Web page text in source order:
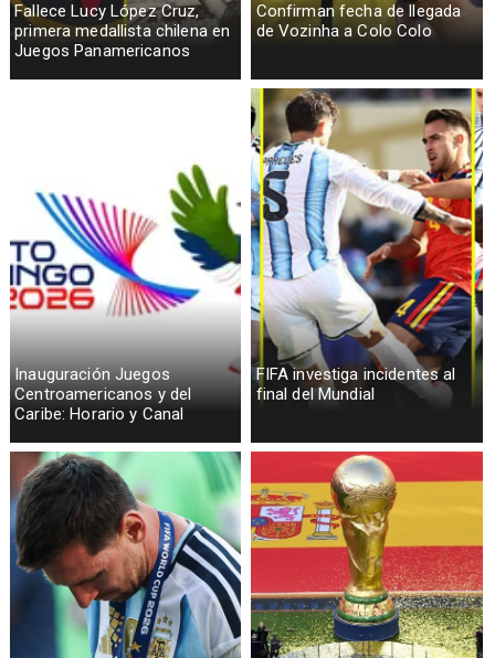
Fallece Lucy López Cruz,
primera medallista chilena en
Juegos Panamericanos
Confirman fecha de llegada
de Vozinha a Colo Colo
Inauguración Juegos
Centroamericanos y del
Caribe: Horario y Canal
FIFA investiga incidentes al
final del Mundial